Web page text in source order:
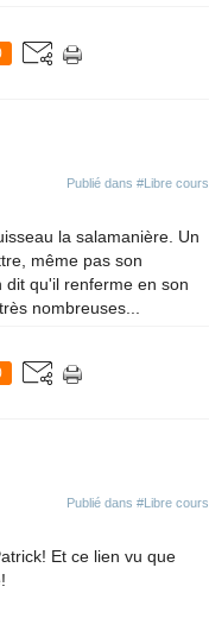
Publié dans #Libre cours
la salamanière. Un
même pas son
qu'il renferme en son
nombreuses...
Publié dans #Libre cours
Et ce lien vu que